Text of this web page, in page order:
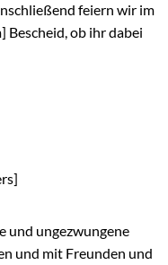
feiern wir im
ob ihr dabei
und ungezwungene
und mit Freunden und